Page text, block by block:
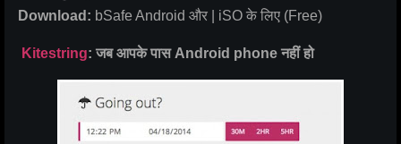
Download: bSafe Android और | iSO के लिए (Free)
Kitestring: जब आपके पास Android phone नहीं हो